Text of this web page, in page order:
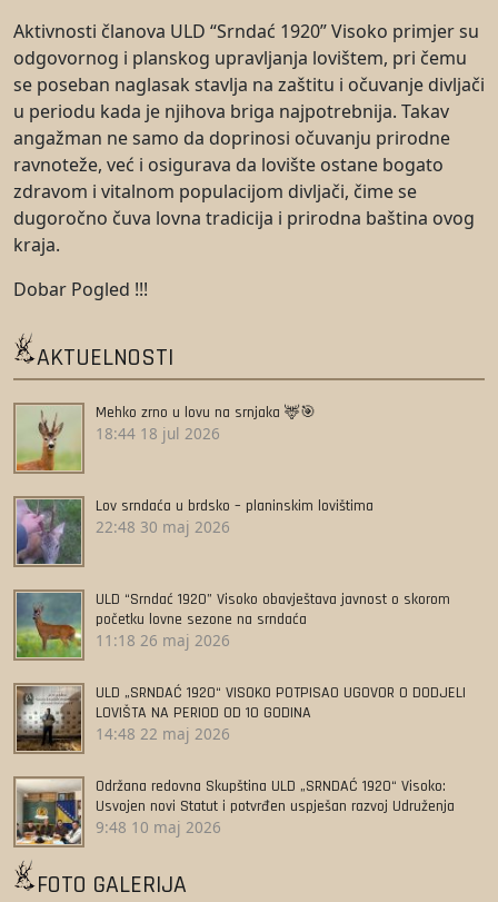
Aktivnosti članova ULD “Srndać 1920” Visoko primjer su
odgovornog i planskog upravljanja lovištem, pri čemu
se poseban naglasak stavlja na zaštitu i očuvanje divljači
u periodu kada je njihova briga najpotrebnija. Takav
angažman ne samo da doprinosi očuvanju prirodne
ravnoteže, već i osigurava da lovište ostane bogato
zdravom i vitalnom populacijom divljači, čime se
dugoročno čuva lovna tradicija i prirodna baština ovog
kraja.
Dobar Pogled !!!
AKTUELNOSTI
Mehko zrno u lovu na srnjaka 🦌🎯
18:44 18 jul 2026
Lov srndaća u brdsko – planinskim lovištima
22:48 30 maj 2026
ULD “Srndać 1920” Visoko obavještava javnost o skorom
početku lovne sezone na srndaća
11:18 26 maj 2026
ULD „SRNDAĆ 1920“ VISOKO POTPISAO UGOVOR O DODJELI
LOVIŠTA NA PERIOD OD 10 GODINA
14:48 22 maj 2026
Održana redovna Skupština ULD „SRNDAĆ 1920“ Visoko:
Usvojen novi Statut i potvrđen uspješan razvoj Udruženja
9:48 10 maj 2026
FOTO GALERIJA